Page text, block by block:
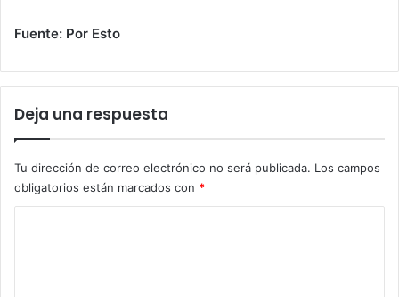
Fuente: Por Esto
Deja una respuesta
Tu dirección de correo electrónico no será publicada. Los campos
obligatorios están marcados con *